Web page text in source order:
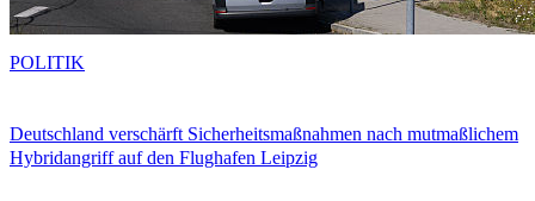
Deutschland verschärft Sicherheitsmaßnahmen nach mutmaßlichem
Hybridangriff auf den Flughafen Leipzig
POLITIK